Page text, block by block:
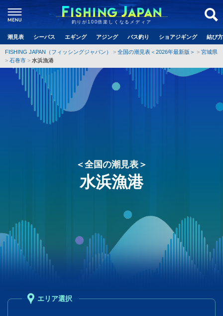
釣りが100倍楽しくなるメディア
潮見表 シーバス エギング アジング バス釣り ショアジギング 結び
FISHING JAPAN（フィッシングジャパン） 全国の潮見表＜2026年最新版＞
宮城県
石巻市
水浜漁港
＜全国の潮見表＞
水浜漁港
エリア選択